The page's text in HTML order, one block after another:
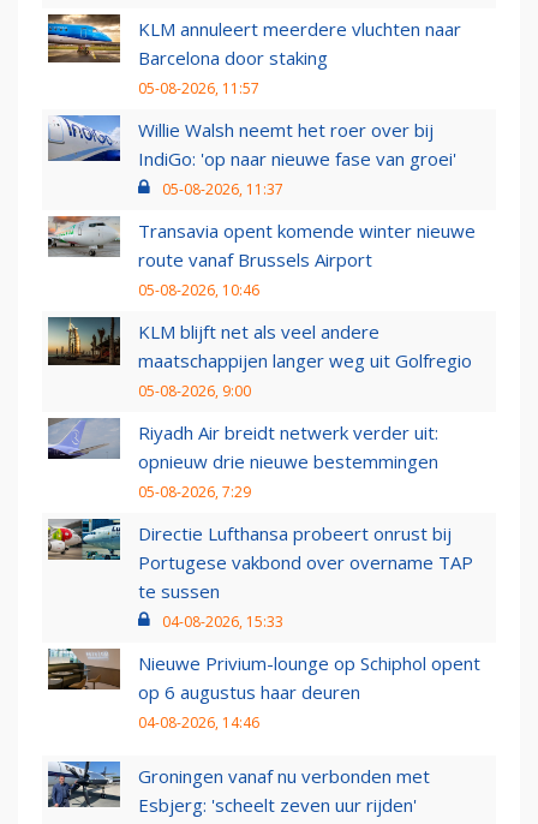
KLM annuleert meerdere vluchten naar
Barcelona door staking
05-08-2026, 11:57
Willie Walsh neemt het roer over bij
IndiGo: 'op naar nieuwe fase van groei'
05-08-2026, 11:37
Transavia opent komende winter nieuwe
route vanaf Brussels Airport
05-08-2026, 10:46
KLM blijft net als veel andere
maatschappijen langer weg uit Golfregio
05-08-2026, 9:00
Riyadh Air breidt netwerk verder uit:
opnieuw drie nieuwe bestemmingen
05-08-2026, 7:29
Directie Lufthansa probeert onrust bij
Portugese vakbond over overname TAP
te sussen
04-08-2026, 15:33
Nieuwe Privium-lounge op Schiphol opent
op 6 augustus haar deuren
04-08-2026, 14:46
Groningen vanaf nu verbonden met
Esbjerg: 'scheelt zeven uur rijden'